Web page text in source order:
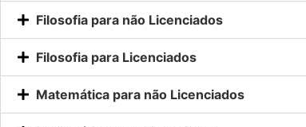
Filosofia para não Licenciados
Filosofia para Licenciados
Matemática para não Licenciados